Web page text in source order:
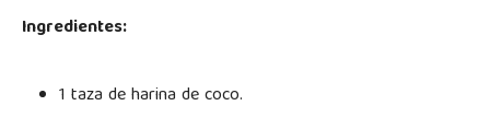
Ingredientes:
1 taza de harina de coco.